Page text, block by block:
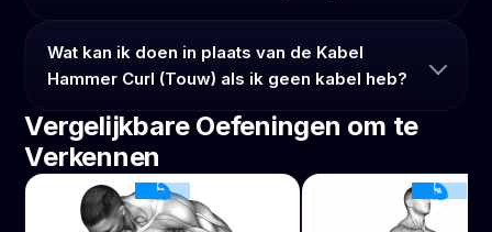
Wat kan ik doen in plaats van de Kabel
Hammer Curl (Touw) als ik geen kabel heb?
Vergelijkbare Oefeningen om te
Verkennen